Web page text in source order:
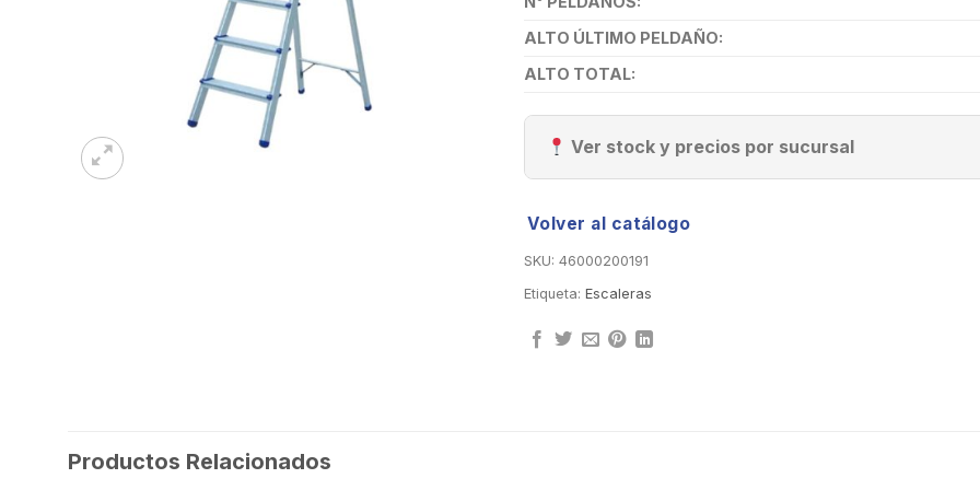
ALTO ÚLTIMO PELDAÑO:
ALTO TOTAL:
Ver stock y precios por sucursal
Volver al catálogo
SKU: 46000200191
Etiqueta: Escaleras
Productos Relacionados